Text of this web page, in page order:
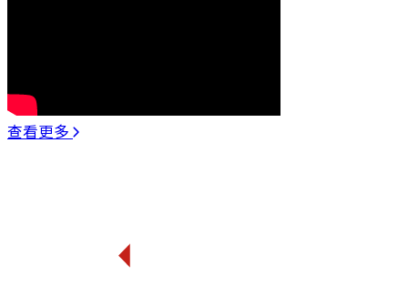
查看更多